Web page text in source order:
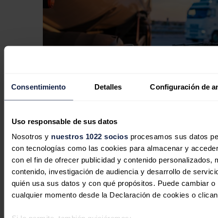
Consentimiento Detalles Configuración de
Uso responsable de sus datos
Nosotros y nuestros 1022 sociosprocesamos sus datos
con tecnologías como las cookies para almacenar y
con el fin de ofrecer publicidad y contenido personalizados,
contenido, investigación de audiencia y desarrollo de
quién usa sus datos y con qué propósitos. Puede cambiar
cualquier momento desde la Declaración de cookies o
La eficiencia del combustible, la
mejor defensa del transporte de
mercancías frente a futuras crisis del
diésel